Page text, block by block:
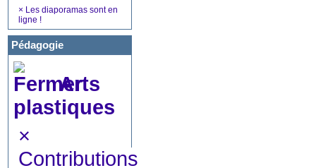
× Les diaporamas sont en
ligne !
Pédagogie
Arts
plastiques
×
Contributions